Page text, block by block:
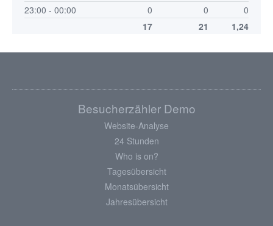
23:00 - 00:00
0 0
0
17
21 1,24
Besucherzähler Demo
Website-Analyse
24 Stunden
Who is on?
Tagesübersicht
Monatsübersicht
Jahresübersicht